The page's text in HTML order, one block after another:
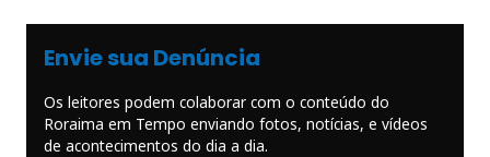
Envie sua Denúncia
Os leitores podem colaborar com o conteúdo do
Roraima em Tempo enviando fotos, notícias, e vídeos
de acontecimentos do dia a dia.